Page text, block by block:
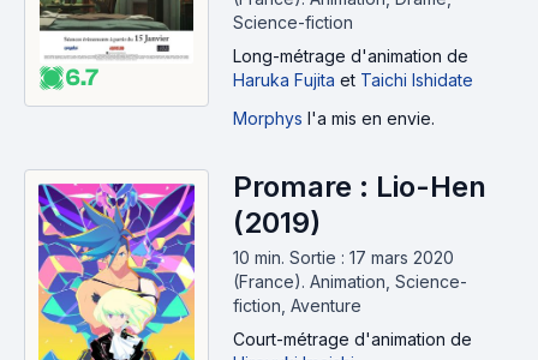
6.7
(2020)
Science-fiction
Long-métrage d'animation de
Haruka Fujita et Taichi Ishidate
Morphys l'a mis en envie.
Promare : Lio-Hen
(2019)
10 min. Sortie : 17 mars 2020
(France). Animation, Science-
fiction, Aventure
Court-métrage d'animation de